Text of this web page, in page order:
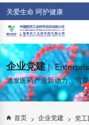
关爱生命 呵护健康
企业党建 |
激发医药产业新动力、培
首页 > 企业党建 > 党